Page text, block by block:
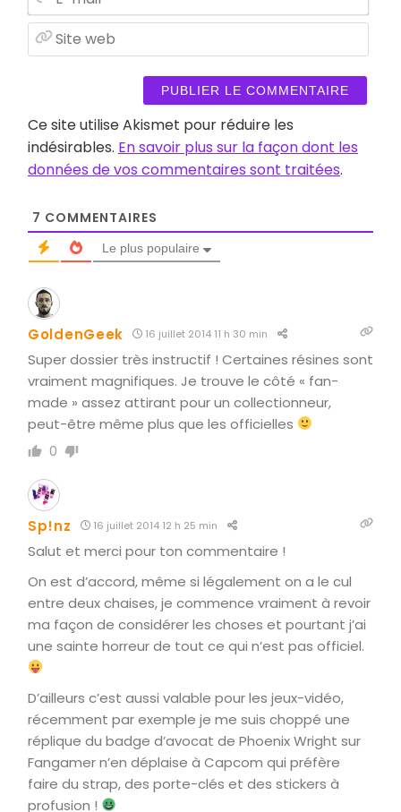
web
Ce site utilise Akismet pour réduire les
indésirables. En savoir plus sur la façon dont les
données de vos commentaires sont traitées.
7 COMMENTAIRES
Le plus populaire
GoldenGeek 16 juillet 2014 11 h 30 min
Super dossier très instructif ! Certaines résines sont
vraiment magnifiques. Je trouve le côté « fan-
made » assez attirant pour un collectionneur,
peut-être même plus que les officielles
0
Sp!nz 16 juillet 2014 12 h 25 min
Salut et merci pour ton commentaire !
On est d’accord, même si légalement on a le cul
entre deux chaises, je commence vraiment à revoir
ma façon de considérer les choses et pourtant j’ai
une sainte horreur de tout ce qui n’est pas officiel.
D’ailleurs c’est aussi valable pour les jeux-vidéo,
récemment par exemple je me suis choppé une
réplique du badge d’avocat de Phoenix Wright sur
Fangamer n’en déplaise à Capcom qui préfère
faire du strap, des porte-clés et des stickers à
profusion !